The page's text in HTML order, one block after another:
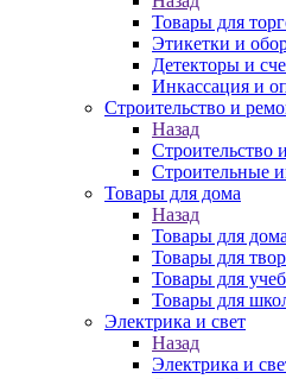
Товары для
Этикетки и
Детекторы и
Инкассация и
Строительство и
Назад
Строительство
Строительные
Товары для дома
Назад
Товары для дома
Товары для
Товары для
Товары для
Электрика и свет
Назад
Электрика и